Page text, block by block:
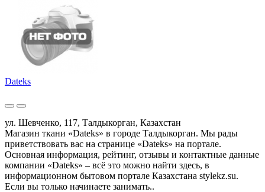
Dateks
ул. Шевченко, 117, Талдыкорган, Казахстан
Магазин ткани «Dateks» в городе Талдыкорган. Мы рады
приветствовать вас на странице «Dateks» на портале.
Основная информация, рейтинг, отзывы и контактные данные
компании «Dateks» – всё это можно найти здесь, в
информационном бытовом портале Казахстана stylekz.su.
Если вы только начинаете занимать..